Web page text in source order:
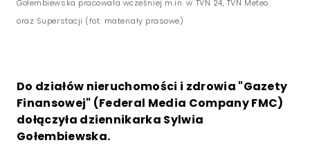
Gołembiewska pracowała wcześniej m.in. w TVN 24, TVN Meteo
oraz Superstacji (fot. materiały prasowe)
Do działów nieruchomości i zdrowia "Gazety
Finansowej" (Federal Media Company FMC)
dołączyła dziennikarka Sylwia
Gołembiewska.